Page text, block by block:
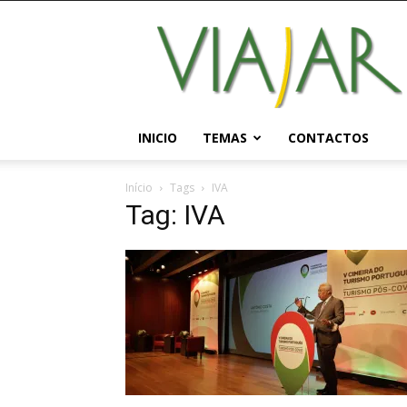
Viajar
Magazine
Online
INICIO TEMAS CONTACTOS
Início Tags IVA
Tag: IVA